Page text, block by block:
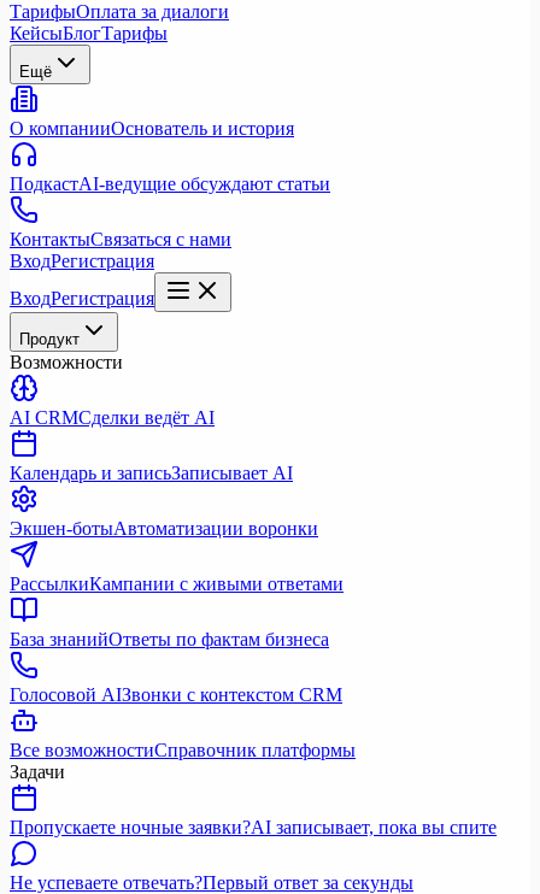
ТарифыОплата за диалоги
КейсыБлогТарифы
Ещё
О компанииОснователь и история
ПодкастAI-ведущие обсуждают статьи
КонтактыСвязаться с нами
ВходРегистрация
ВходРегистрация
Продукт
Возможности
AI CRMСделки ведёт AI
Календарь и записьЗаписывает AI
Экшен-ботыАвтоматизации воронки
РассылкиКампании с живыми ответами
База знанийОтветы по фактам бизнеса
Голосовой AIЗвонки с контекстом CRM
Все возможностиСправочник платформы
Задачи
Пропускаете ночные заявки?AI записывает, пока вы спите
Не успеваете отвечать?Первый ответ за секунды